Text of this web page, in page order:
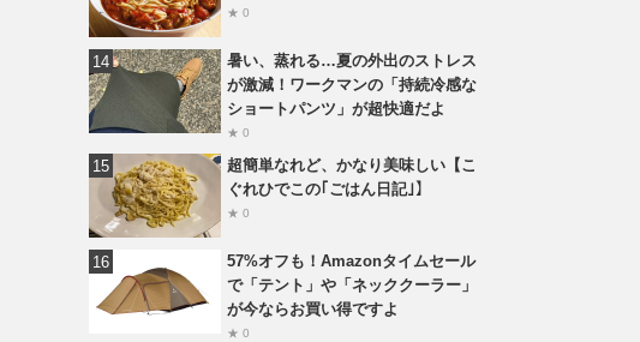
★ 0
暑い、蒸れる…夏の外出のストレス
が激減！ワークマンの「持続冷感な
ショートパンツ」が超快適だよ
★ 0
超簡単なれど、かなり美味しい【こ
ぐれひでこの｢ごはん日記｣】
★ 0
57%オフも！Amazonタイムセール
で「テント」や「ネッククーラー」
が今ならお買い得ですよ
★ 0